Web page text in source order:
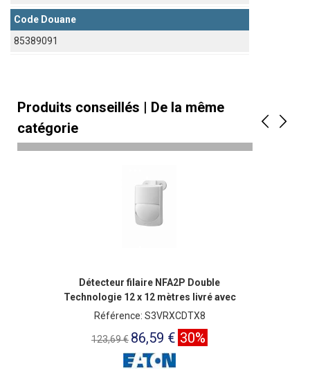
Code Douane
85389091
Produits conseillés | De la même
catégorie
Détecteur filaire NFA2P Double
Technologie 12 x 12 mètres livré avec
rotule
Référence: S3VRXCDTX8
123,69 € 86,59 € 30%